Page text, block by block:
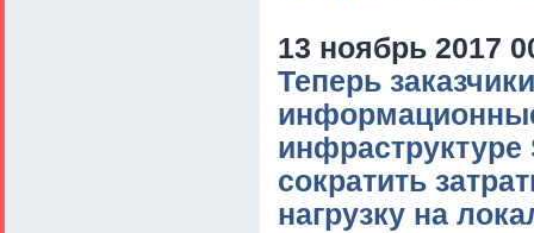
13 ноябрь 2017
Теперь
инфраструктуре
сократить
нагрузку на